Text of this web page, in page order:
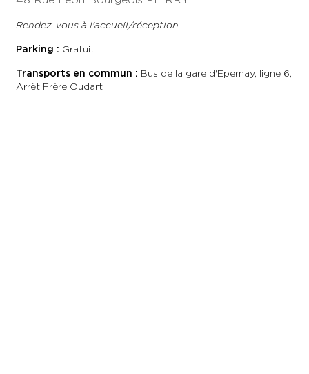
Rendez-vous à l'accueil/réception
Parking : Gratuit
Transports en commun : Bus de la gare d'Epernay, ligne 6,
Arrêt Frère Oudart